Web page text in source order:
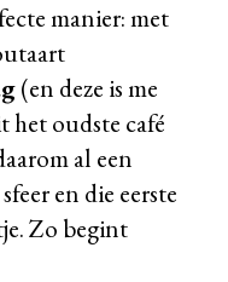
manier: met
(en deze is me
het oudste café
al een
en die eerste
Zo begint